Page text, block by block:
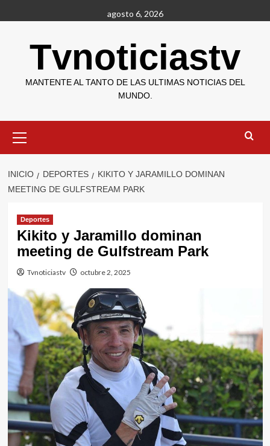
al
agosto 6, 2026
Tvnoticiastv
MANTENTE AL TANTO DE LAS ULTIMAS NOTICIAS DEL
MUNDO.
primario
INICIO DEPORTES
KIKITO Y JARAMILLO DOMINAN
MEETING DE GULFSTREAM PARK
Deportes
Kikito y Jaramillo dominan
meeting de Gulfstream Park
Tvnoticiastv octubre 2, 2025